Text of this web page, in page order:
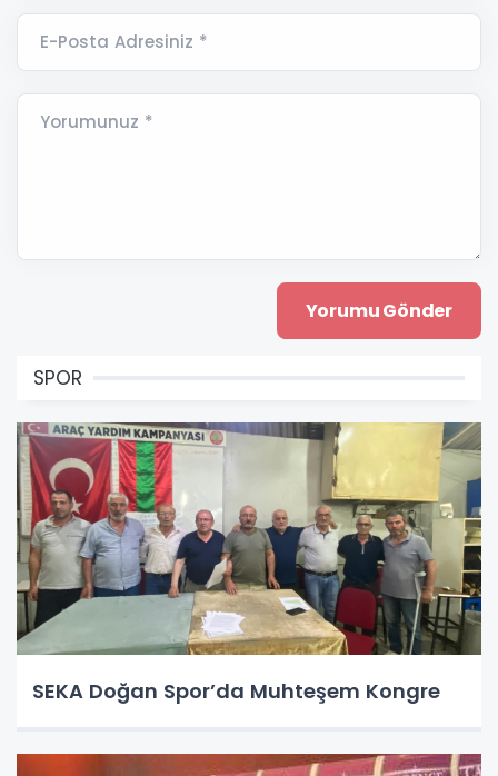
E-Posta Adresiniz *
Yorumunuz *
SPOR
SEKA Doğan Spor’da Muhteşem Kongre